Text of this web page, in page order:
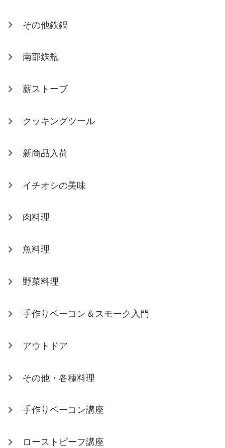
その他鉄鍋
南部鉄瓶
薪ストーブ
クッキングツール
新商品入荷
イチオシの美味
肉料理
魚料理
野菜料理
手作りベーコン＆スモーク入門
アウトドア
その他・各種料理
手作りベーコン講座
ローストビーフ講座